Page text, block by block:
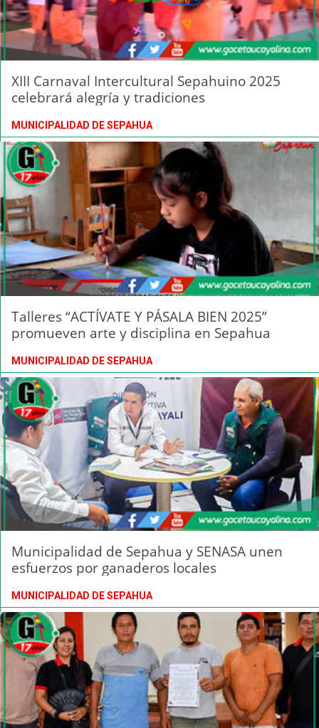
XIII Carnaval Intercultural Sepahuino 2025
celebrará alegría y tradiciones
MUNICIPALIDAD DE SEPAHUA
Talleres “ACTÍVATE Y PÁSALA BIEN 2025”
promueven arte y disciplina en Sepahua
MUNICIPALIDAD DE SEPAHUA
Municipalidad de Sepahua y SENASA unen
esfuerzos por ganaderos locales
MUNICIPALIDAD DE SEPAHUA